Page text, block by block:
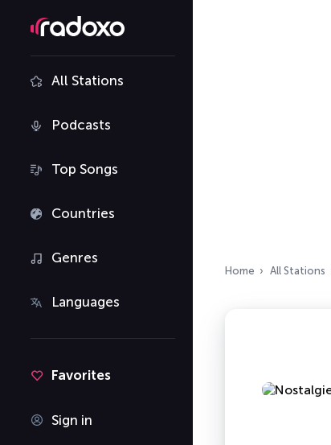
All Stations
Podcasts
Top Songs
Countries
Genres
Languages
Favorites
Sign in
Home All Stations